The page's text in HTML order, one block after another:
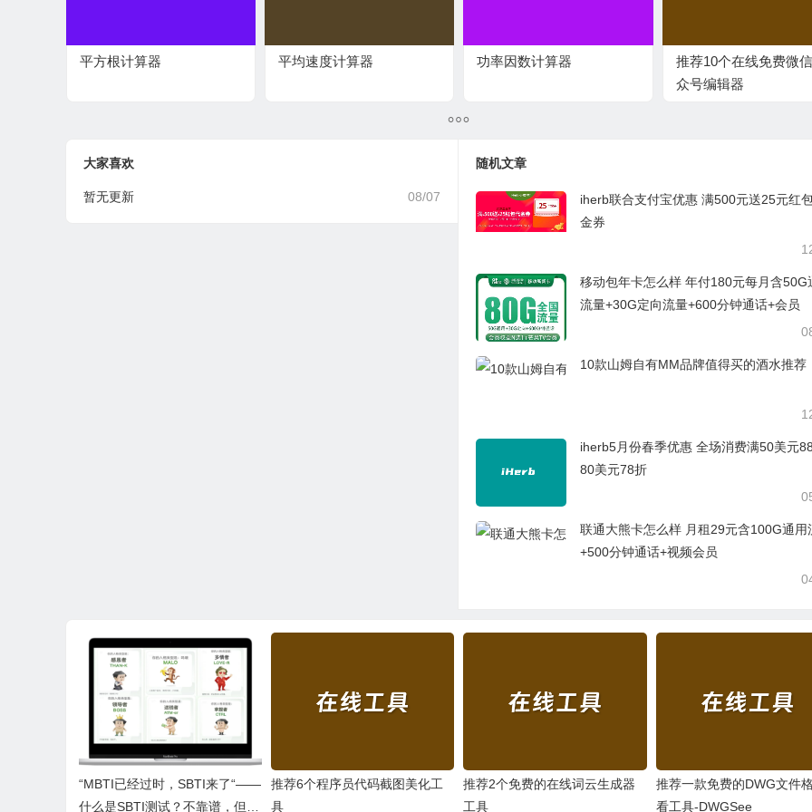
平方根计算器 平均速度计算器 功率因数计算器
推荐10个在线免费微
众号编辑器
大家喜欢
08/07
暂无更新
随机文章
iherb联合支付宝优惠 满500元送25元红
金券
移动包年卡怎么样 年付180元每月含50G
流量+30G定向流量+600分钟通话+会员
10款山姆自有MM品牌值得买的酒水推荐
iherb5月份春季优惠 全场消费满50美元
80美元78折
联通大熊卡怎么样 月租29元含100G通用
+500分钟通话+视频会员
“MBTI已经过时，SBTI来了“——
什么是SBTI测试？不靠谱，但是
推荐6个程序员代码截图美化工
具
推荐2个免费的在线词云生成器
工具
推荐一款免费的DWG文件
看工具-DWGSee